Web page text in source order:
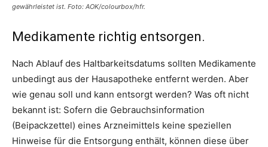
gewährleistet ist. Foto: AOK/colourbox/hfr.
Medikamente richtig entsorgen.
Nach Ablauf des Haltbarkeitsdatums sollten Medikamente
unbedingt aus der Hausapotheke entfernt werden. Aber
wie genau soll und kann entsorgt werden? Was oft nicht
bekannt ist: Sofern die Gebrauchsinformation
(Beipackzettel) eines Arzneimittels keine speziellen
Hinweise für die Entsorgung enthält, können diese über